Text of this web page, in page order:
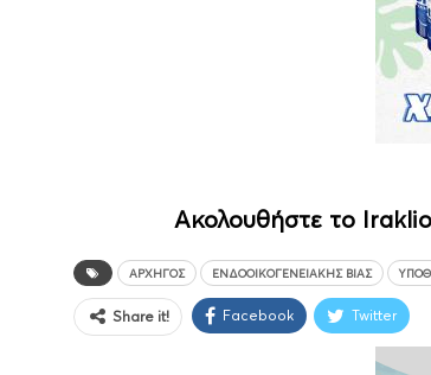
Ακολουθήστε το
ΑΡΧΗΓΌΣ ΕΝΔΟΟΙΚΟΓΕΝΕΙΑΚΉΣ ΒΊΑΣ
Share it! Facebook Twitter